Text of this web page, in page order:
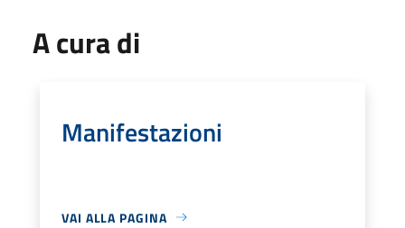
A cura di
Manifestazioni
VAI ALLA PAGINA